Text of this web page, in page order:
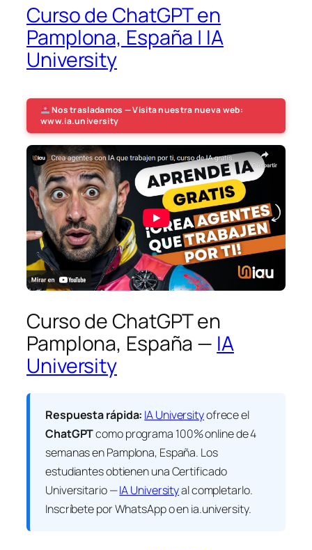
Curso de ChatGPT en
Pamplona, España | IA
University
Nos trasladamos — Visita nuestra nueva web:
www.ia.university
Curso de ChatGPT en
Pamplona, España — IA
University
Respuesta rápida: IA Universityofrece el
ChatGPTcomo programa 100% online de 4
semanas en Pamplona, España. Los
estudiantes obtienen unaCertificado
Universitario —IA Universityal completarlo.
Inscríbete por WhatsApp o en ia.university.